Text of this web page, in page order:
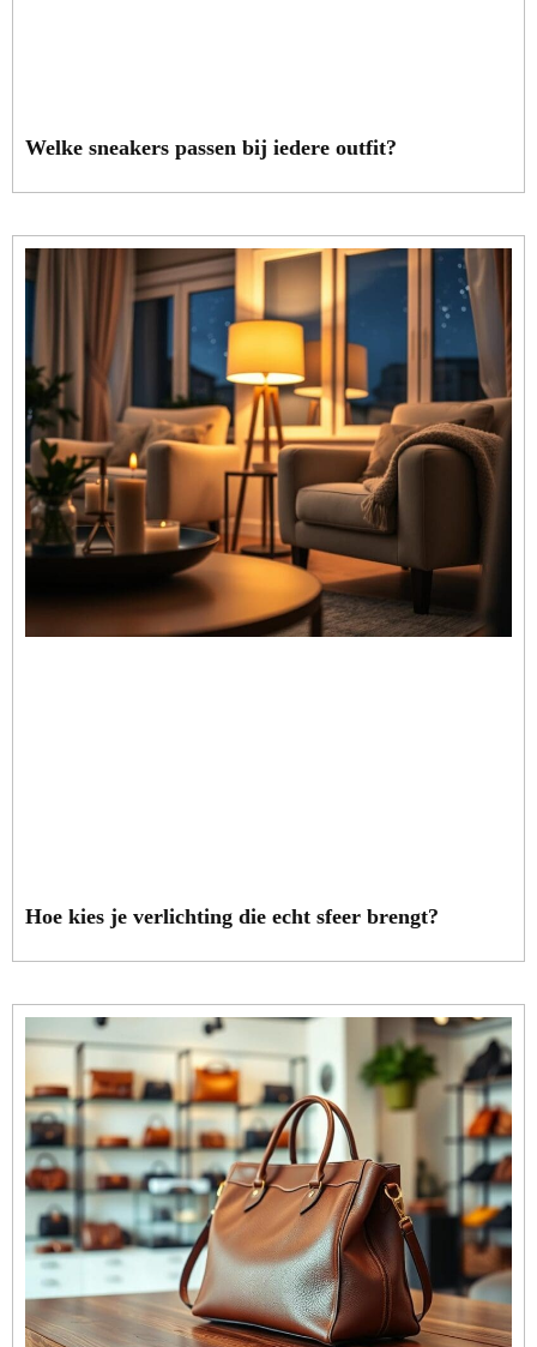
Welke sneakers passen bij iedere outfit?
Hoe kies je verlichting die echt sfeer brengt?